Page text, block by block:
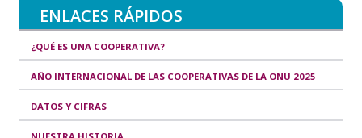
ENLACES RÁPIDOS
¿QUÉ ES UNA COOPERATIVA?
AÑO INTERNACIONAL DE LAS COOPERATIVAS DE LA ONU 2025
DATOS Y CIFRAS